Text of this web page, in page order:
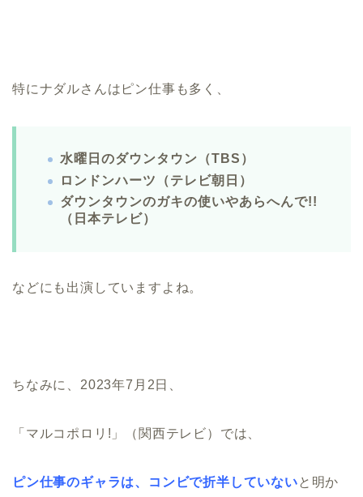
特にナダルさんはピン仕事も多く、
水曜日のダウンタウン（TBS）
ロンドンハーツ（テレビ朝日）
ダウンタウンのガキの使いやあらへんで!!
（日本テレビ）
などにも出演していますよね。
ちなみに、2023年7月2日、
「マルコポロリ!」（関西テレビ）では、
ピン仕事のギャラは、コンビで折半していないと明か